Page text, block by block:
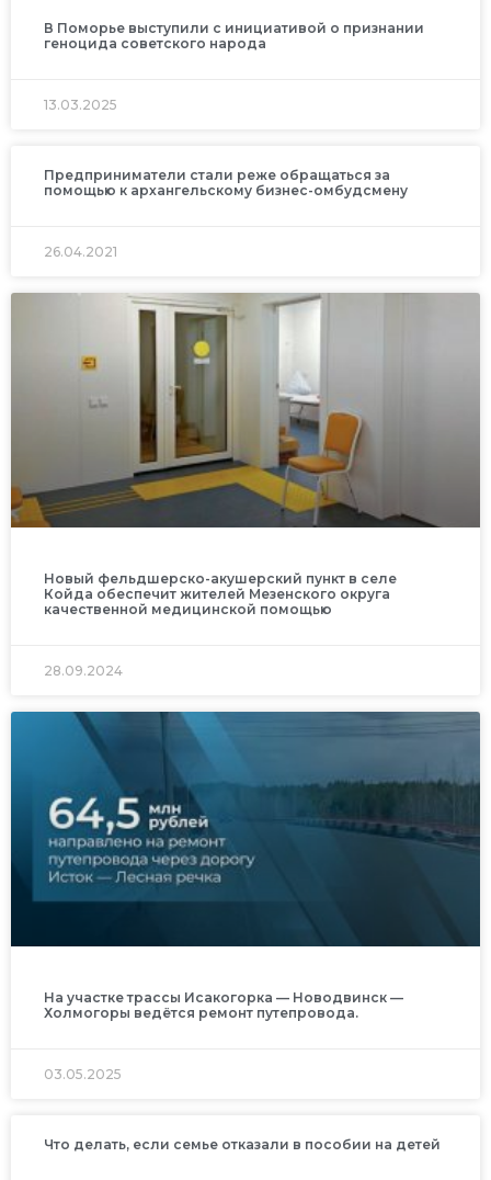
В Поморье выступили с инициативой о признании
геноцида советского народа
13.03.2025
Предприниматели стали реже обращаться за
помощью к архангельскому бизнес-омбудсмену
26.04.2021
Новый фельдшерско-акушерский пункт в селе
Койда обеспечит жителей Мезенского округа
качественной медицинской помощью
28.09.2024
На участке трассы Исакогорка — Новодвинск —
Холмогоры ведётся ремонт путепровода.
03.05.2025
Что делать, если семье отказали в пособии на детей